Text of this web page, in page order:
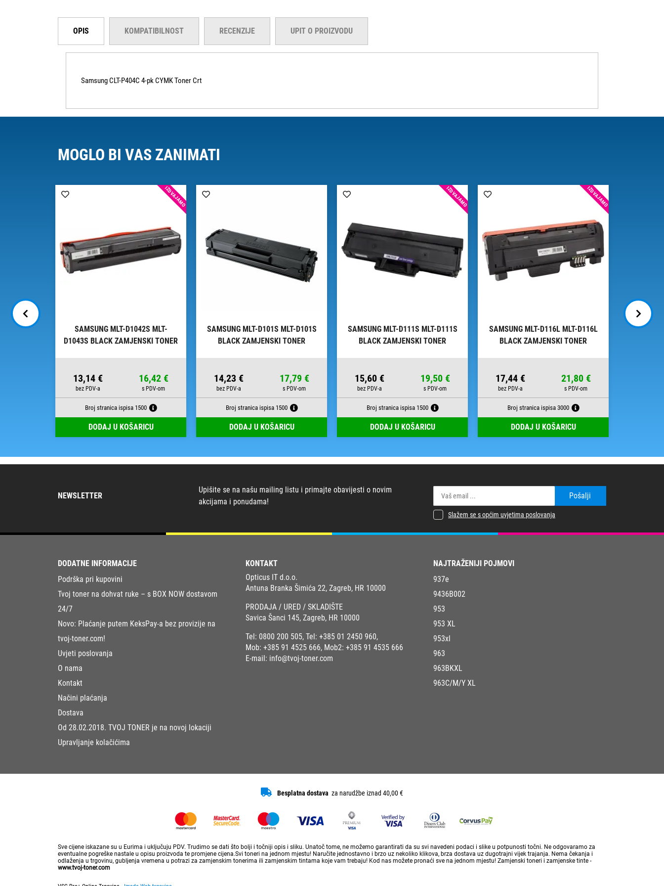
OPIS KOMPATIBILNOST RECENZIJE UPIT O PROIZVODU
Samsung CLT-P404C 4-pk CYMK Toner Crt
MOGLO BI VAS ZANIMATI
D111L
IZDVAJAMO
SAMSUNG MLT-D1042S MLT-
D1043S BLACK ZAMJENSKI TONER
13,14 € 16,42 €
Broj stranica ispisa 1500
DODAJ U KOŠARICU
SAMSUNG MLT-D101S MLT-D101S
BLACK ZAMJENSKI TONER
14,23 € 17,79 €
Broj stranica ispisa 1500
DODAJ U KOŠARICU
IZDVAJAMO
SAMSUNG MLT-D111S MLT-D111S
BLACK ZAMJENSKI TONER
15,60 € 19,50 €
Broj stranica ispisa 1500
DODAJ U KOŠARICU
IZDVAJAMO
SAMSUNG MLT-D116L MLT-D116L
BLACK ZAMJENSKI TONER
17,44 € 21,80 €
Broj stranica ispisa 3000
DODAJ U KOŠARICU
NEWSLETTER
Upišite se na našu mailing listu i primajte obavijesti o novim
akcijama i ponudama!
Pošalji
Slažem se s općim uvjetima poslovanja
DODATNE INFORMACIJE
Podrška pri kupovini
Tvoj toner na dohvat ruke – s BOX NOW dostavom
24/7
Novo: Plaćanje putem KeksPay-a bez provizije na
tvoj-toner.com!
Uvjeti poslovanja
O nama
Kontakt
Načini plaćanja
Dostava
Od 28.02.2018. TVOJ TONER je na novoj lokaciji
Upravljanje kolačićima
KONTAKT
Opticus IT d.o.o.
Antuna Branka Šimića 22, Zagreb, HR 10000
PRODAJA / URED / SKLADIŠTE
Savica Šanci 145, Zagreb, HR 10000
Tel: 0800 200 505, Tel: +385 01 2450 960,
Mob: +385 91 4525 666, Mob2: +385 91 4535 666
E-mail: info@tvoj-toner.com
NAJTRAŽENIJI POJMOVI
937e
9436B002
953
953 XL
953xl
963
963BKXL
963C/M/Y XL
Besplatna dostava za narudžbe iznad 40,00 €
Sve cijene iskazane su u Eurima i uključuju PDV. Trudimo se dati što bolji i točniji opis i sliku. Unatoč tome, ne možemo garantirati da su svi navedeni podaci i slike u potpunosti točni. Ne odgovaramo za
eventualne pogreške nastale u opisu proizvoda te promjene cijena.Svi toneri na jednom mjestu! Naručite jednostavno i brzo uz nekoliko klikova, brza dostava uz dugotrajni vijek trajanja. Nema čekanja i
odlaženja u trgovinu, gubljenja vremena u potrazi za zamjenskim tonerima ili zamjenskim tintama koje vam trebaju! Kod nas možete pronaći sve na jednom mjestu! Zamjenski toneri i zamjenske tinte -
www.tvoj-toner.com